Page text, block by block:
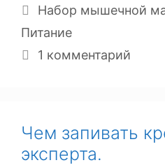
Рубрики
Набор мышечной
Питание
1 комментарий
Чем запивать
эксперта.